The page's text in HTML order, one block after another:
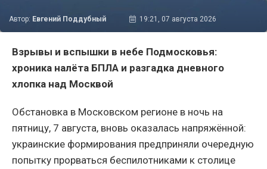
Автор: Евгений Поддубный 19:21, 07 августа 2026
Взрывы и вспышки в небе Подмосковья:
хроника налёта БПЛА и разгадка дневного
хлопка над Москвой
Обстановка в Московском регионе в ночь на
пятницу, 7 августа, вновь оказалась напряжённой:
украинские формирования предприняли очередную
попытку прорваться беспилотниками к столице